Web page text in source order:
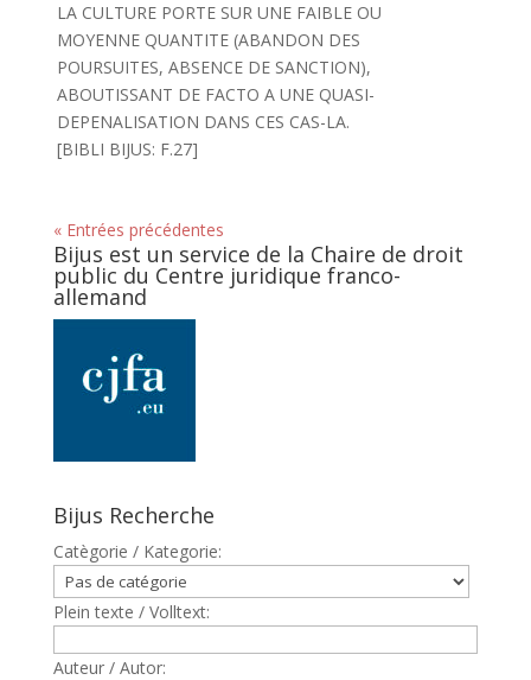
LA CULTURE PORTE SUR UNE FAIBLE OU
MOYENNE QUANTITE (ABANDON DES
POURSUITES, ABSENCE DE SANCTION),
ABOUTISSANT DE FACTO A UNE QUASI-
DEPENALISATION DANS CES CAS-LA.
[BIBLI BIJUS: F.27]
« Entrées précédentes
Bijus est un service de la Chaire de droit
public du Centre juridique franco-
allemand
Bijus Recherche
Catègorie / Kategorie:
Plein texte / Volltext:
Auteur / Autor: